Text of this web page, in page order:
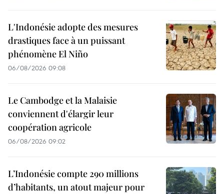
L'Indonésie adopte des mesures
drastiques face à un puissant
phénomène El Niño
06/08/2026 09:08
Le Cambodge et la Malaisie
conviennent d'élargir leur
coopération agricole
06/08/2026 09:02
L’Indonésie compte 290 millions
d’habitants, un atout majeur pour